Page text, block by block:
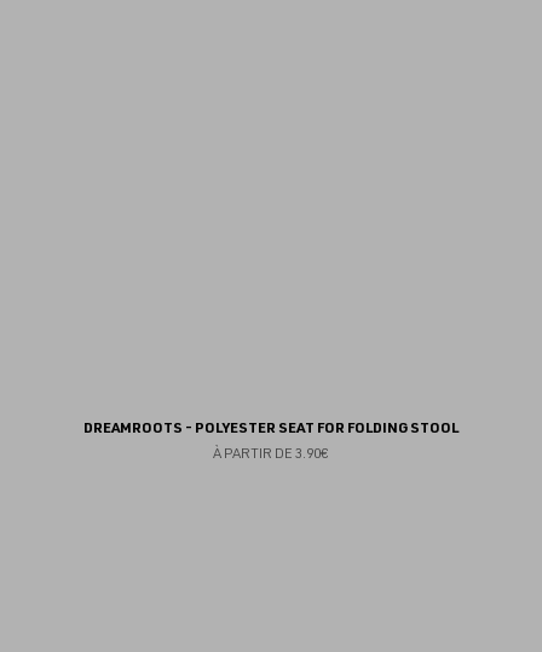
DREAMROOTS - POLYESTER SEAT FOR FOLDING STOOL
À PARTIR DE 3.90€